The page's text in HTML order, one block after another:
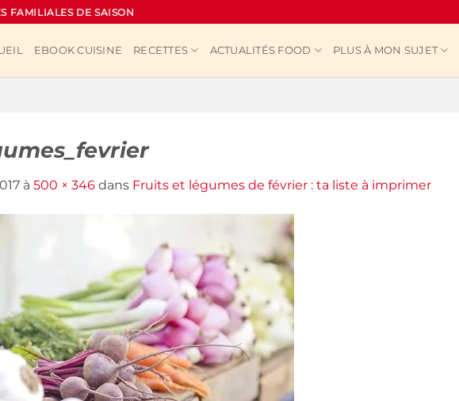
FAMILIALES DE SAISON
EBOOK CUISINE RECETTES ACTUALITÉS FOOD PLUS À MON SUJET
à 500 × 346 dans Fruits et légumes de février : ta liste à imprimer